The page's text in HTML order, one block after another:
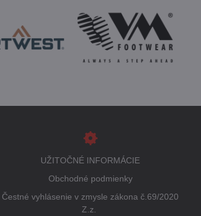
UŽITOČNÉ INFORMÁCIE
Obchodné podmienky
Čestné vyhlásenie v zmysle zákona č.69/2020
Z.z.